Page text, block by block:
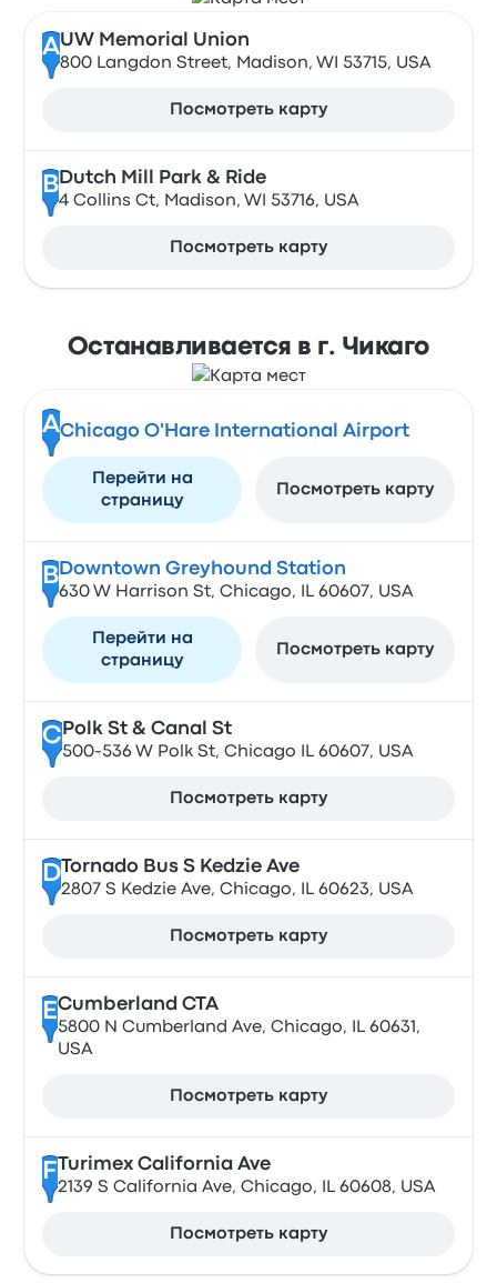
AUW Memorial Union
800 Langdon Street, Madison, WI 53715, USA
Посмотреть карту
B Dutch Mill Park & Ride
4 Collins Ct, Madison, WI 53716, USA
Посмотреть карту
Останавливается в г. Чикаго
AChicago O'Hare International Airport
Перейти на
страницу
Посмотреть карту
B Downtown Greyhound Station
630 W Harrison St, Chicago, IL 60607, USA
Перейти на
страницу
Посмотреть карту
CPolk St & Canal St
500-536 W Polk St, Chicago IL 60607, USA
Посмотреть карту
DTornado Bus S Kedzie Ave
2807 S Kedzie Ave, Chicago, IL 60623, USA
Посмотреть карту
ECumberland CTA
5800 N Cumberland Ave, Chicago, IL 60631,
USA
Посмотреть карту
F Turimex California Ave
2139 S California Ave, Chicago, IL 60608, USA
Посмотреть карту